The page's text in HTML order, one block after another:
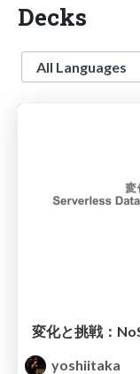
Decks
Language
yoshiitaka